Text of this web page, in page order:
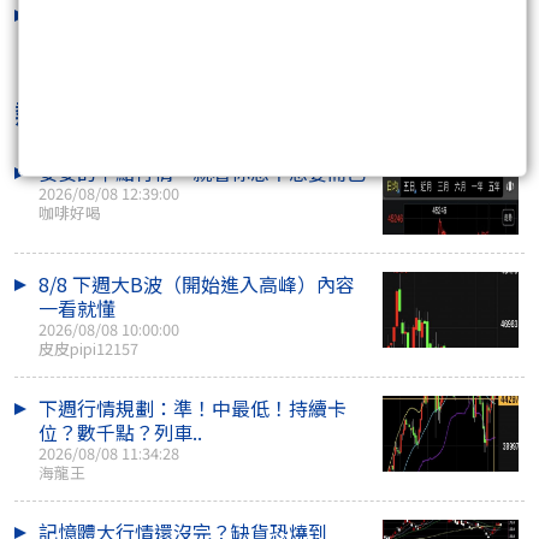
熱門焦點文章
妥妥的千點行情 就看你想不想要而已
2026/08/08 12:39:00
咖啡好喝
8/8 下週大B波（開始進入高峰）內容
一看就懂
2026/08/08 10:00:00
皮皮pipi12157
下週行情規劃：準！中最低！持續卡
位？數千點？列車..
2026/08/08 11:34:28
海龍王
記憶體大行情還沒完？缺貨恐燒到